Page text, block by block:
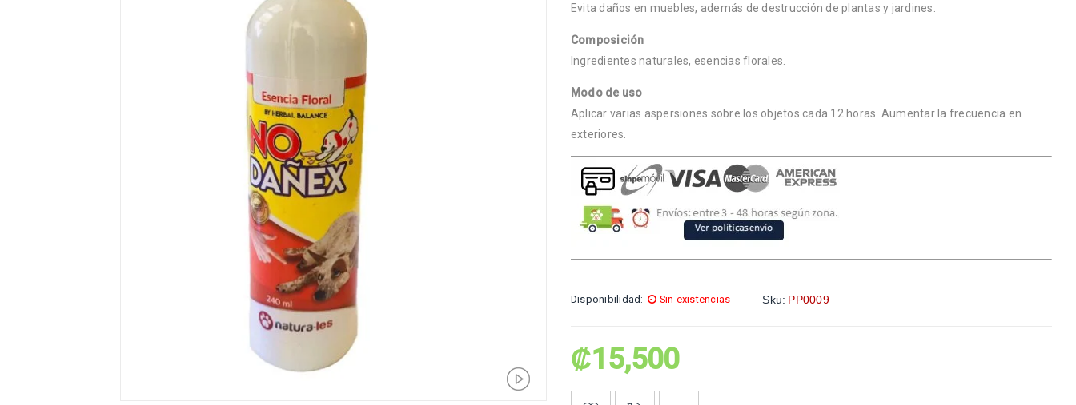
Evita daños en muebles, además de destrucción de plantas y jardines.
Composición
Ingredientes naturales, esencias florales.
Modo de uso
Aplicar varias aspersiones sobre los objetos cada 12 horas. Aumentar la frecuencia en
exteriores.
Disponibilidad: Sin existencias Sku: PP0009
₡15,500